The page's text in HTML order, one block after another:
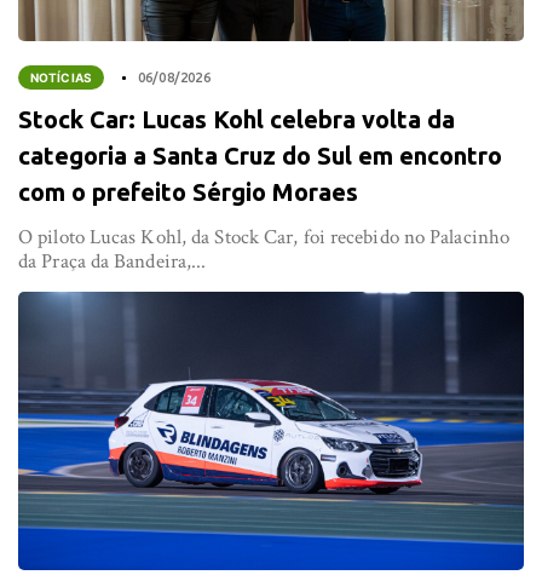
NOTÍCIAS 06/08/2026
Stock Car: Lucas Kohl celebra volta da
categoria a Santa Cruz do Sul em encontro
com o prefeito Sérgio Moraes
O piloto Lucas Kohl, da Stock Car, foi recebido no Palacinho
da Praça da Bandeira,...